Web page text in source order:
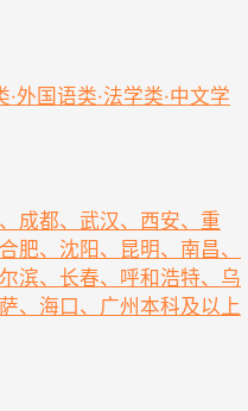
外国语类·法学类·中文学
成都、武汉、西安、重
肥、沈阳、昆明、南昌、
滨、长春、呼和浩特、乌
、海口、广州 本科及以上